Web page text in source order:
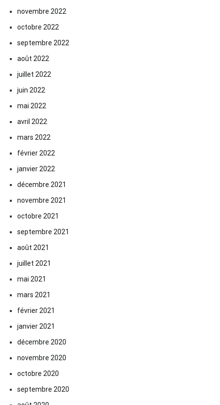
novembre 2022
octobre 2022
septembre 2022
août 2022
juillet 2022
juin 2022
mai 2022
avril 2022
mars 2022
février 2022
janvier 2022
décembre 2021
novembre 2021
octobre 2021
septembre 2021
août 2021
juillet 2021
mai 2021
mars 2021
février 2021
janvier 2021
décembre 2020
novembre 2020
octobre 2020
septembre 2020